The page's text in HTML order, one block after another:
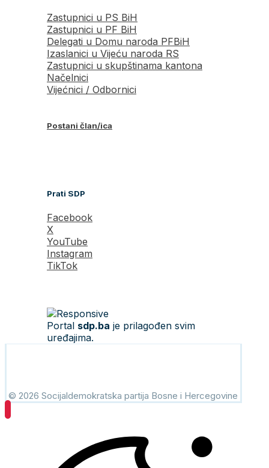
Zastupnici u PS BiH
Zastupnici u PF BiH
Delegati u Domu naroda PFBiH
Izaslanici u Vijeću naroda RS
Zastupnici u skupštinama kantona
Načelnici
Vijećnici / Odbornici
Postani član/ica
Prati SDP
Facebook
X
YouTube
Instagram
TikTok
Portal sdp.ba je prilagođen svim
uređajima.
© 2026 Socijaldemokratska partija Bosne i Hercegovine